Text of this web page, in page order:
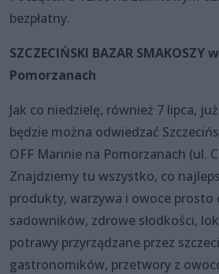
bezpłatny.
SZCZECIŃSKI BAZAR SMAKOSZY
Pomorzanach
Jak co niedzielę, również 7 lipca,
będzie można odwiedzać
OFF Marinie na Pomorzanach (ul.
Znajdziemy tu wszystko, co
produkty, warzywa i owoce prosto
sadowników, zdrowe słodkości,
potrawy przyrządzane przez
gastronomików, przetwory z